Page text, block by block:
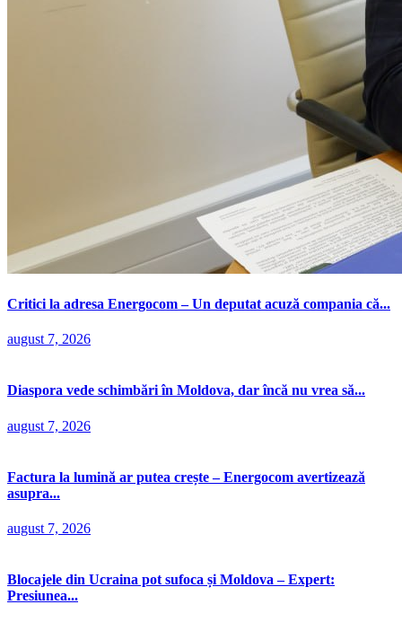
Critici la adresa Energocom – Un deputat acuză compania că...
august 7, 2026
Diaspora vede schimbări în Moldova, dar încă nu vrea să...
august 7, 2026
Factura la lumină ar putea crește – Energocom avertizează
asupra...
august 7, 2026
Blocajele din Ucraina pot sufoca și Moldova – Expert:
Presiunea...